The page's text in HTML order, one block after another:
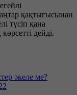
қақтығысынан
түсіп қана
дейді.
әкеле ме?